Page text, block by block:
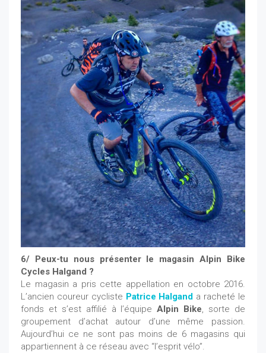
6/ Peux-tu nous présenter le magasin Alpin Bike
Cycles Halgand ?
Le magasin a pris cette appellation en octobre 2016.
L’ancien coureur cycliste Patrice Halgand a racheté le
fonds et s’est affilié à l’équipeAlpin Bike, sorte de
groupement d’achat autour d’une même passion.
Aujourd’hui ce ne sont pas moins de 6 magasins qui
appartiennent à ce réseau avec “l’esprit vélo”.